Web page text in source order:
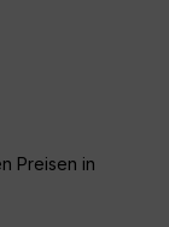
Preisen in